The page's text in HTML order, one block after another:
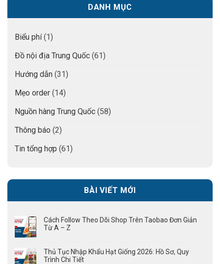
DANH MỤC
Biểu phí(1)
Đồ nội địa Trung Quốc (61)
Hướng dẫn (31)
Mẹo order (14)
Nguồn hàng Trung Quốc (58)
Thông báo (2)
Tin tổng hợp (61)
BÀI VIẾT MỚI
Cách Follow Theo Dõi Shop Trên Taobao Đơn Giản
Từ A – Z
Thủ Tục Nhập Khẩu Hạt Giống 2026: Hồ Sơ, Quy
Trình Chi Tiết